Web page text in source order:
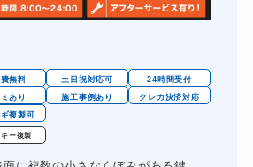
無料 土日祝対応可
24時間受付
あり 施工事例あり
クレカ決済対応
複製可
ー複製